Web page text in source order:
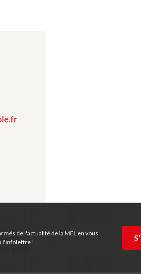
de l'actualité de la MEL en vous
l'infolettre !